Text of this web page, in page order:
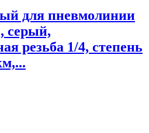
для пневмолинии
серый,
резьба 1/4, степень